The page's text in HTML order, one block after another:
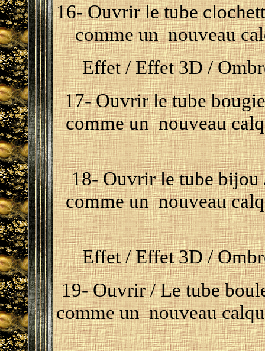
16- Ouvrir le tube
comme un nouveau
Effet / Effet 3D /
17- Ouvrir le tube
comme un nouveau
18- Ouvrir le tube
comme un nouveau
Effet / Effet 3D /
19- Ouvrir / Le tube
comme un nouveau